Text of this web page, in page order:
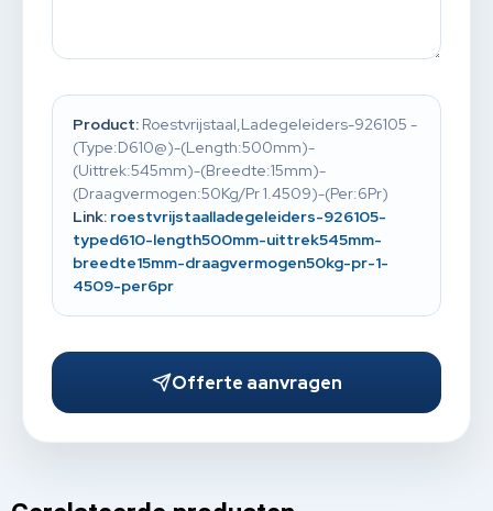
Product: Roestvrijstaal,Ladegeleiders-926105 -
(Type:D610@)-(Length:500mm)-
(Uittrek:545mm)-(Breedte:15mm)-
(Draagvermogen:50Kg/Pr 1.4509)-(Per:6Pr)
Link: roestvrijstaalladegeleiders-926105-
typed610-length500mm-uittrek545mm-
breedte15mm-draagvermogen50kg-pr-1-
4509-per6pr
Offerte aanvragen